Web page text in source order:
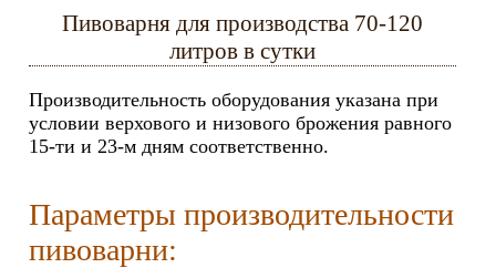
Пивоварня для производства 70-120
литров в сутки
Производительность оборудования указана при
условии верхового и низового брожения равного
15-ти и 23-м дням соответственно.
Параметры производительности
пивоварни: